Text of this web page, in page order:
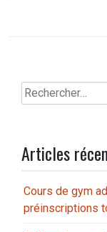
Rechercher :
Articles
Cours de gym
préinscriptions